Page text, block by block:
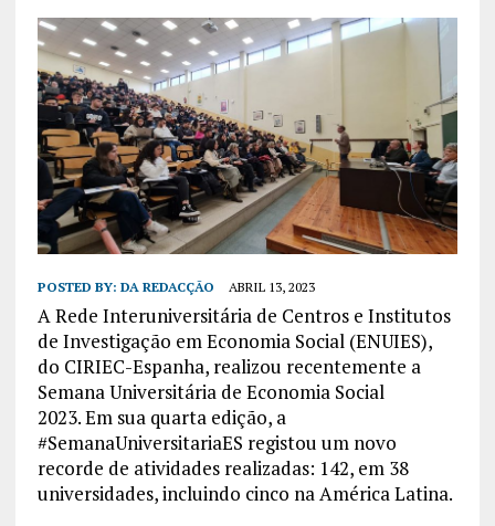
POSTED BY: DA REDACÇÃO ABRIL 13, 2023
A Rede Interuniversitária de Centros e Institutos
de Investigação em Economia Social (ENUIES),
do CIRIEC-Espanha, realizou recentemente a
Semana Universitária de Economia Social
2023. Em sua quarta edição, a
#SemanaUniversitariaES registou um novo
recorde de atividades realizadas: 142, em 38
universidades, incluindo cinco na América Latina.